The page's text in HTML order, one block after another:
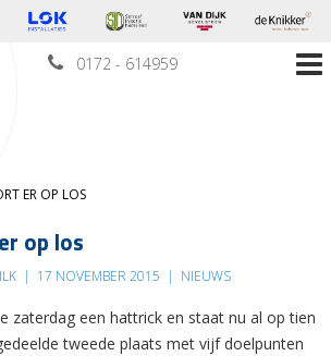
0172 - 614959
ER OP LOS
op los
| 17 NOVEMBER 2015 | NIEUWS
zaterdag een hattrick en staat nu al op tien
tweede plaats met vijf doelpunten